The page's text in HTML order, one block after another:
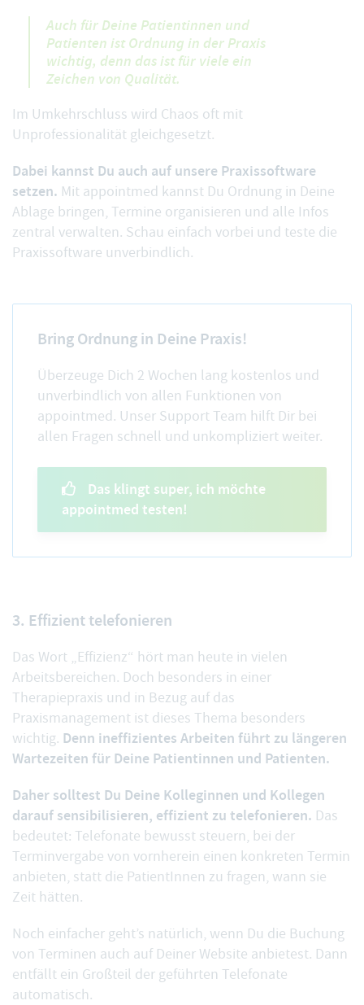
Auch für Deine Patientinnen und
Patienten ist Ordnung in der Praxis
wichtig, denn das ist für viele ein
Zeichen von Qualität.
Im Umkehrschluss wird Chaos oft mit
Unprofessionalität gleichgesetzt.
Dabei kannst Du auch auf unsere Praxissoftware
setzen. Mit appointmed kannst Du Ordnung in Deine
Ablage bringen, Termine organisieren und alle Infos
zentral verwalten. Schau einfach vorbei und teste die
Praxissoftware unverbindlich.
Bring Ordnung in Deine Praxis!
Überzeuge Dich 2 Wochen lang kostenlos und
unverbindlich von allen Funktionen von
appointmed. Unser Support Team hilft Dir bei
allen Fragen schnell und unkompliziert weiter.
Das klingt super, ich möchte
appointmed testen!
3. Effizient telefonieren
Das Wort „Effizienz“ hört man heute in vielen
Arbeitsbereichen. Doch besonders in einer
Therapiepraxis und in Bezug auf das
Praxismanagement ist dieses Thema besonders
wichtig. Denn ineffizientes Arbeiten führt zu längeren
Wartezeiten für Deine Patientinnen und Patienten.
Daher solltest Du Deine Kolleginnen und Kollegen
darauf sensibilisieren, effizient zu telefonieren. Das
bedeutet: Telefonate bewusst steuern, bei der
Terminvergabe von vornherein einen konkreten Termin
anbieten, statt die PatientInnen zu fragen, wann sie
Zeit hätten.
Noch einfacher geht’s natürlich, wenn Du die Buchung
von Terminen auch auf Deiner Website anbietest. Dann
entfällt ein Großteil der geführten Telefonate
automatisch.